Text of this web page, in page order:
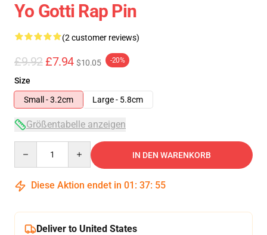
Yo Gotti Rap Pin
(2 customer reviews)
£9.92 £7.94 $10.05 -20%
Size
Small - 3.2cm
Large - 5.8cm
Größentabelle anzeigen
IN DEN WARENKORB
Diese Aktion endet in 01 : 37: 55
Deliver to United States